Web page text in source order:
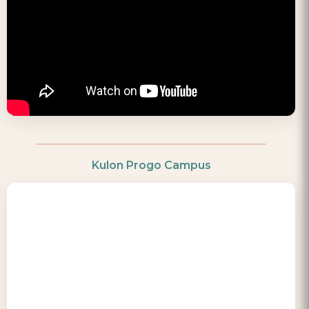
Kulon Progo Campus